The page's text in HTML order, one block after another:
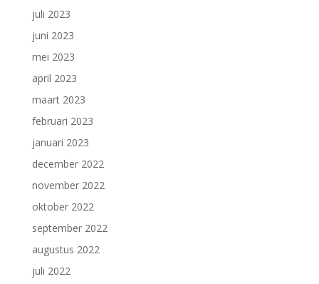
juli 2023
juni 2023
mei 2023
april 2023
maart 2023
februari 2023
januari 2023
december 2022
november 2022
oktober 2022
september 2022
augustus 2022
juli 2022